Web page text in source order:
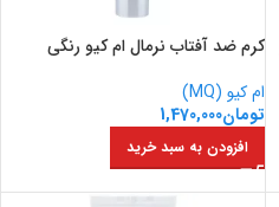
کرم ضد آفتاب نرمال ام کیو رنگی
ام کیو (MQ)
تومان1,470,000
افزودن به سبد خرید